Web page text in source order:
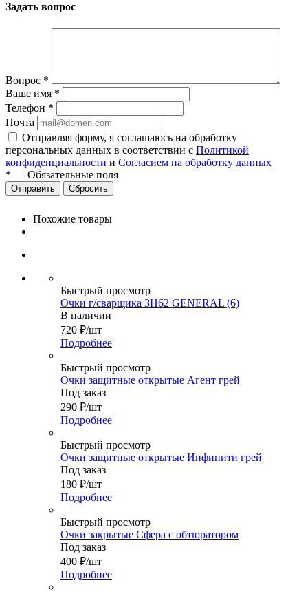
Задать вопрос
Вопрос *
Ваше имя *
Телефон *
Почта
Отправляя форму, я соглашаюсь на обработку
персональных данных в соответствии с Политикой
конфиденциальности и Согласием на обработку данных
* — Обязательные поля
Сбросить
Похожие товары
Быстрый просмотр
Очки г/сварщика ЗН62 GENERAL (6)
В наличии
720 ₽/шт
Подробнее
Быстрый просмотр
Очки защитные открытые Агент грей
Под заказ
290 ₽/шт
Подробнее
Быстрый просмотр
Очки защитные открытые Инфинити грей
Под заказ
180 ₽/шт
Подробнее
Быстрый просмотр
Очки закрытые Сфера с обтюратором
Под заказ
400 ₽/шт
Подробнее